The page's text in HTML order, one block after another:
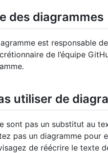
des diagrammes
est responsable
de l’équipe
utiliser de
sont pas un substitut au
pas un diagramme
de réécrire le texte